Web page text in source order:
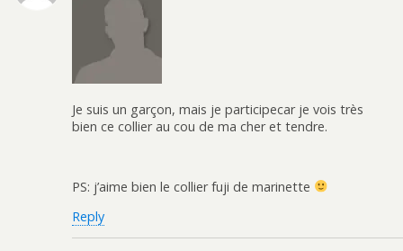
Je suis un garçon, mais je participecar je vois très
bien ce collier au cou de ma cher et tendre.
PS: j’aime bien le collier fuji de marinette
Reply